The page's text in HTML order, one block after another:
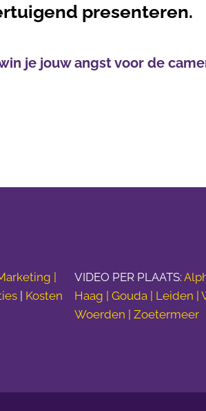
presenteren.
je jouw angst voor de
|
Kosten
VIDEO PER PLAATS:
Haag | Gouda | Leiden |
Woerden | Zoetermeer